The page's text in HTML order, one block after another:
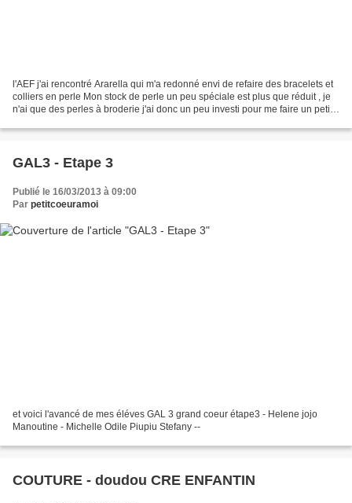
l'AEF j'ai rencontré Ararella qui m'a redonné envi de refaire des bracelets et
colliers en perle Mon stock de perle un peu spéciale est plus que réduit , je
n'ai que des perles à broderie j'ai donc un peu investi pour me faire un petit
GAL3 - Etape 3
Publié le 16/03/2013 à 09:00
Par petitcoeuramoi
et voici l'avancé de mes éléves GAL 3 grand coeur étape3 - Helene jojo
Manoutine - Michelle Odile Piupiu Stefany --
COUTURE - doudou CRE ENFANTIN